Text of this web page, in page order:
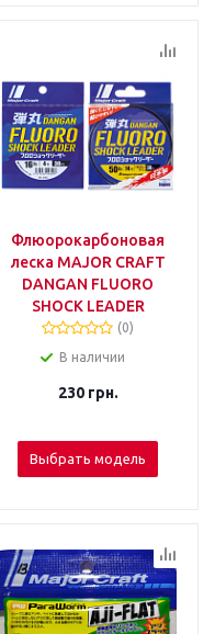
Флюорокарбоновая
леска MAJOR CRAFT
DANGAN FLUORO
SHOCK LEADER
(0)
В наличии
230грн.
Выбрать модель